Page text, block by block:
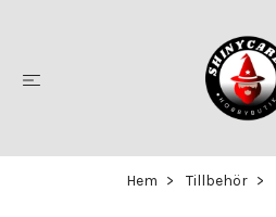
Hem Tillbehör